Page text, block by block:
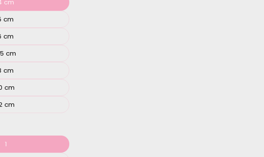
cm
cm
cm
cm
cm
cm
cm
1